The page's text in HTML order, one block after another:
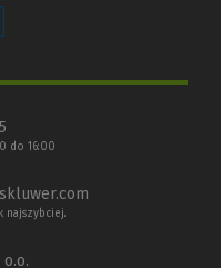
do 16:00
najszybciej.